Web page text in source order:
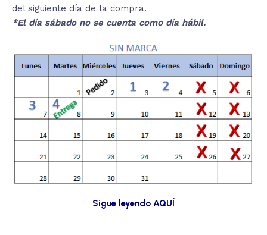
del siguiente día de la compra.
*El día sábado no se cuenta como día hábil.
Sigue leyendo AQUÍ